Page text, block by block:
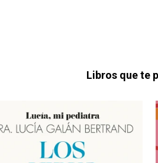
Libros que te